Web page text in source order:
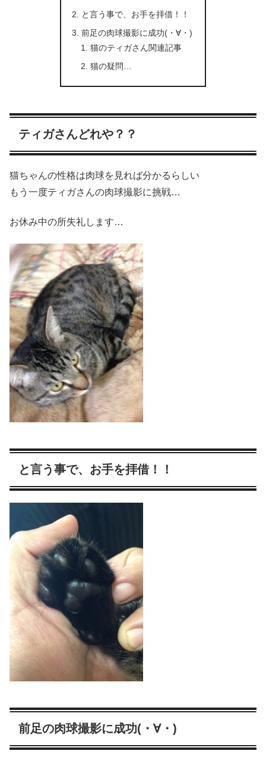
と言う事で、お手を拝借！！
前足の肉球撮影に成功(・∀・)
猫のティガさん関連記事
猫の疑問…
ティガさんどれや？？
猫ちゃんの性格は肉球を見れば分かるらしい
もう一度ティガさんの肉球撮影に挑戦…
お休み中の所失礼します…
と言う事で、お手を拝借！！
前足の肉球撮影に成功(・∀・)